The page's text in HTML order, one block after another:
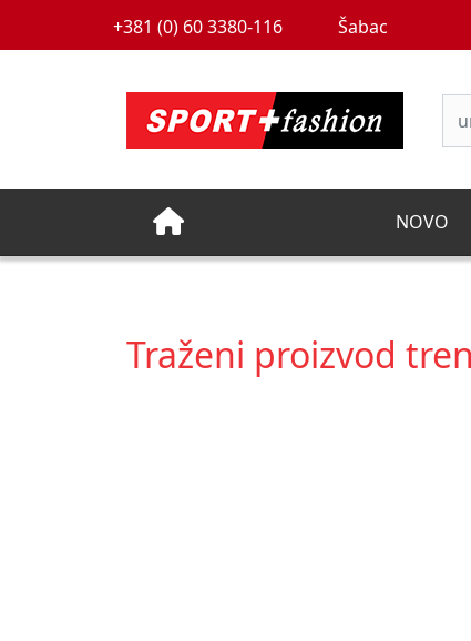
+381 (0) 60 3380-116 Šabac
NOVO
Traženi proizvod